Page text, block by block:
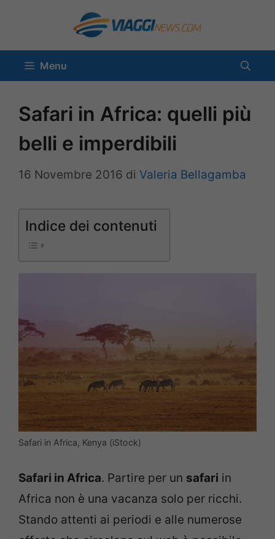
contenuto
Menu
Safari in Africa: quelli più
belli e imperdibili
16 Novembre 2016 di Valeria Bellagamba
Indice dei contenuti
Safari in Africa, Kenya (iStock)
Safari in Africa. Partire per un safari in
Africa non è una vacanza solo per ricchi.
Stando attenti ai periodi e alle numerose